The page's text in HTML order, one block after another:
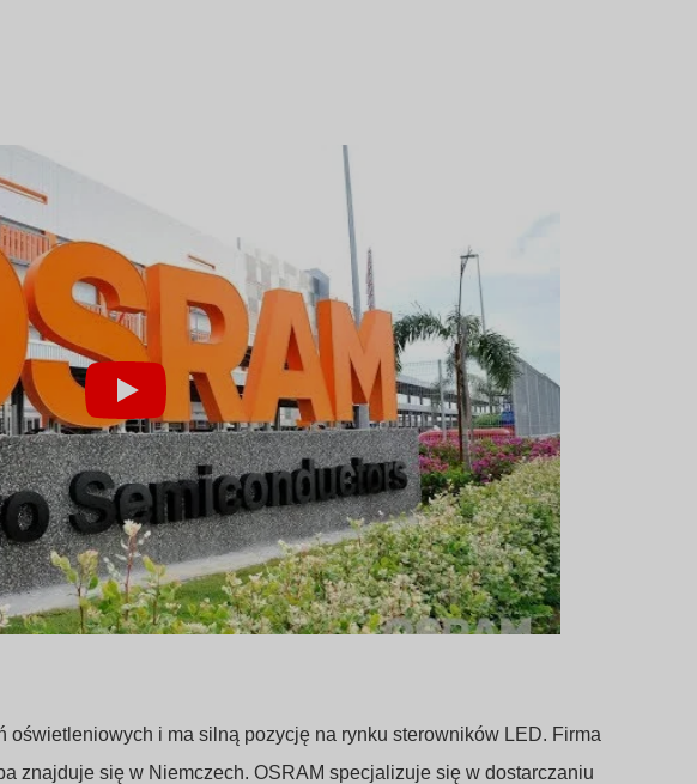
oświetleniowych i ma silną pozycję na rynku sterowników LED. Firma
znajduje się w Niemczech. OSRAM specjalizuje się w dostarczaniu